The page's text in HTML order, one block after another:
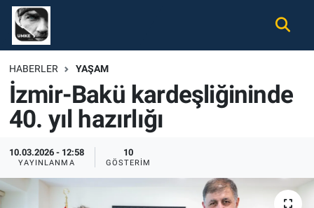
HABERLER YAŞAM
İzmir-Bakü kardeşliğininde
40. yıl hazırlığı
10.03.2026 - 12:58
YAYINLANMA
10
GÖSTERIM
Gündem
Ekonomi
Spor
Magazin
Tüm Haberler
Nöbetçi Eczaneler
Hava Durumu
Namaz Vakitleri
Trafik Durumu
Süper Lig Puan Durumu ve Fikstür